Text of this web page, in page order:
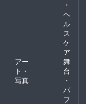
・
ヘ
ル
ス
ケ
ア
アー
ト・
写真
舞
台
・
パ
フ